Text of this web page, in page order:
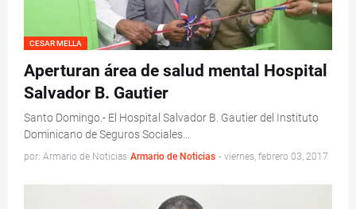
CESAR MELLA
Aperturan área de salud mental Hospital
Salvador B. Gautier
Santo Domingo.- El Hospital Salvador B. Gautier del Instituto
Dominicano de Seguros Sociales…
por: Armario de Noticias Armario de Noticias - viernes, febrero 03, 2017